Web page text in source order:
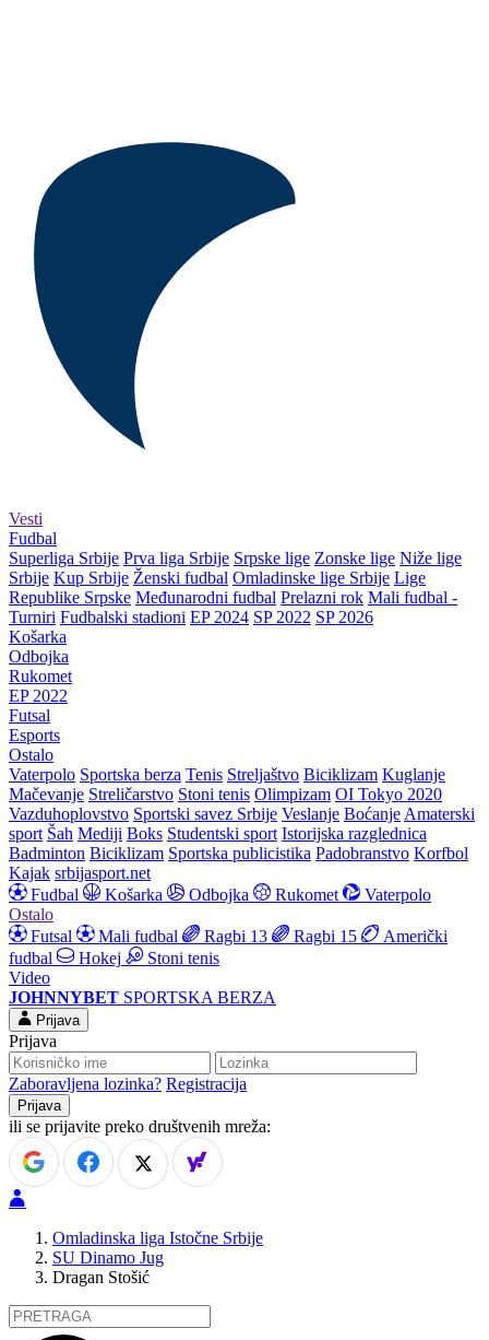
Vesti
Fudbal
Superliga Srbije Prva liga Srbije Srpske lige Zonske lige Niže lige
Srbije Kup Srbije Ženski fudbal Omladinske lige Srbije Lige
Republike Srpske Međunarodni fudbal Prelazni rok Mali fudbal -
Turniri Fudbalski stadioni EP 2024 SP 2022 SP 2026
Košarka
Odbojka
Rukomet
EP 2022
Futsal
Esports
Ostalo
Vaterpolo Sportska berza Tenis Streljaštvo Biciklizam Kuglanje
Mačevanje Streličarstvo Stoni tenis Olimpizam OI Tokyo 2020
Vazduhoplovstvo Sportski savez Srbije Veslanje Boćanje Amaterski
sport Šah Mediji Boks Studentski sport Istorijska razglednica
Badminton Biciklizam Sportska publicistika Padobranstvo Korfbol
Kajak srbijasport.net
Fudbal
Košarka Odbojka Rukomet
Vaterpolo
Ostalo
Futsal
Mali fudbal Ragbi 13 Ragbi 15
Američki
fudbal
Hokej
Stoni tenis
Video
JOHNNYBET SPORTSKA BERZA
Prijava
Prijava
Zaboravljena lozinka? Registracija
ili se prijavite preko društvenih mreža:
Omladinska liga Istočne Srbije
SU Dinamo Jug
Dragan Stošić